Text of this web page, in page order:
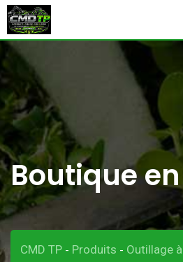
Skip
content
Boutique
CMD TP - Produits - Outillage